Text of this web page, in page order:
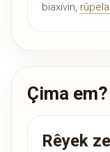
biaxivin,
Çima em?
Rêyek